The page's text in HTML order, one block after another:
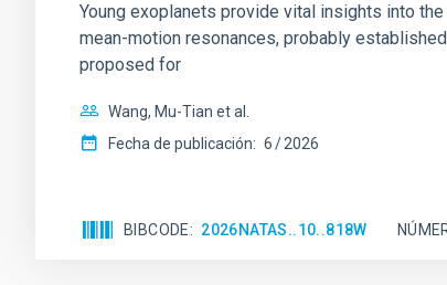
Young exoplanets provide vital insights into
mean-motion resonances, probably
proposed for
Wang, Mu-Tian et al.
Fecha de publicación: 6 2026
BIBCODE 2026NATAS..10..818W